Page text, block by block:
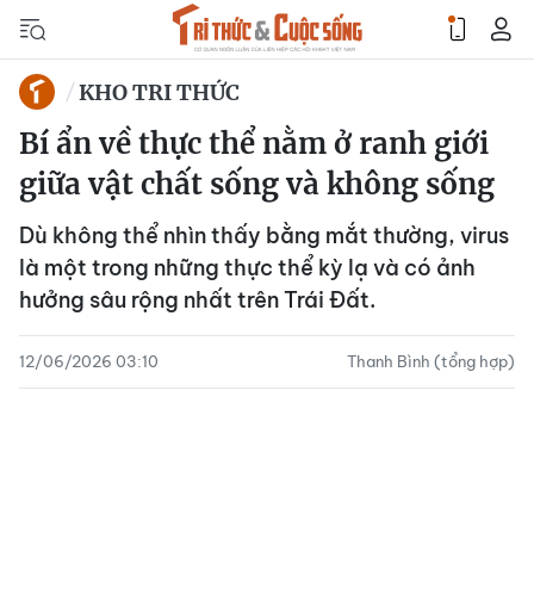
KHO TRI THỨC
Bí ẩn về thực thể nằm ở ranh giới
giữa vật chất sống và không sống
Dù không thể nhìn thấy bằng mắt thường, virus
là một trong những thực thể kỳ lạ và có ảnh
hưởng sâu rộng nhất trên Trái Đất.
12/06/2026 03:10 Thanh Bình (tổng hợp)